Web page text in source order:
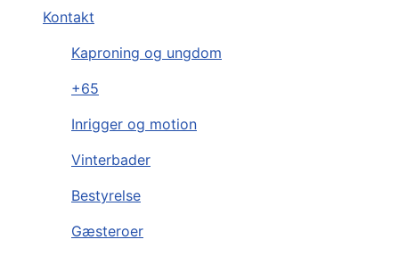
Kontakt
Kaproning og ungdom
+65
Inrigger og motion
Vinterbader
Bestyrelse
Gæsteroer